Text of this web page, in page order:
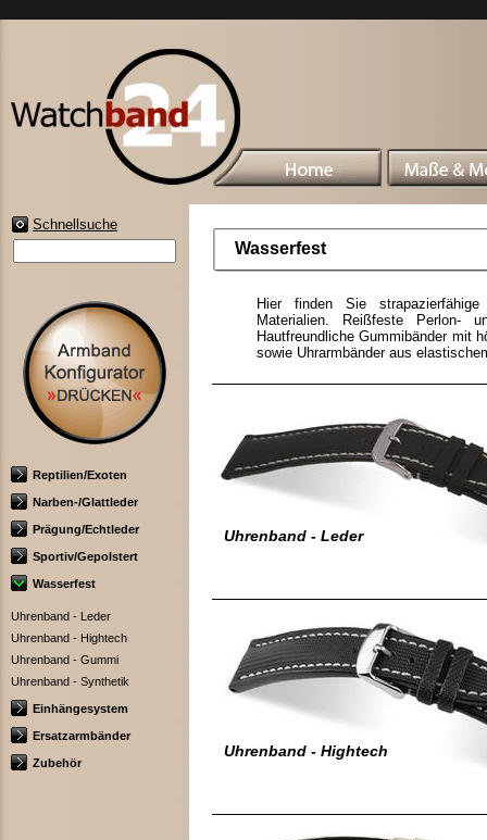
Schnellsuche
Reptilien/Exoten
Narben-/Glattleder
Prägung/Echtleder
Sportiv/Gepolstert
Wasserfest
Uhrenband - Leder
Uhrenband - Hightech
Uhrenband - Gummi
Uhrenband - Synthetik
Einhängesystem
Ersatzarmbänder
Zubehör
Wasserfest
Hier finden Sie
Materialien. Reißfeste Perlon-
Hautfreundliche Gummibänder mit
sowie Uhrarmbänder aus
Uhrenband - Leder
Uhrenband - Hightech